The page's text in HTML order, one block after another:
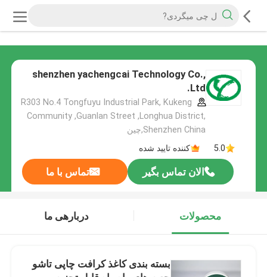
shenzhen yachengcai Technology Co.,
Ltd.
R303 No.4 Tongfuyu Industrial Park, Kukeng
Community ,Guanlan Street ,Longhua District,
Shenzhen China,چین
5.0
کننده تایید شده
الان تماس بگیر تماس با ما
محصولات دربارهی ما
بسته بندی کاغذ کرافت چاپی تاشو